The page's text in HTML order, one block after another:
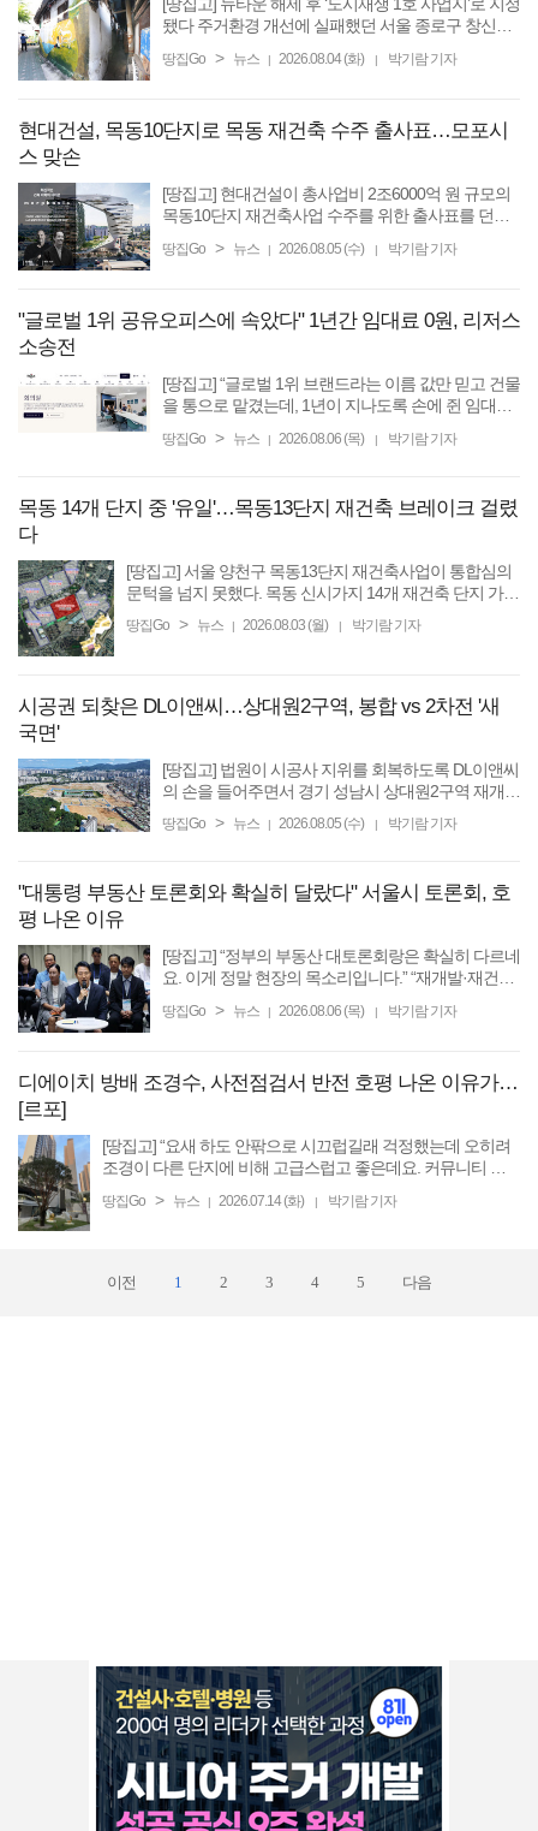
됐다 주거환경 개선에 실패했던 서울 종로구 창신
획)을 통해 10여 년 만에 겨우 재개발 사업의 물꼬를
땅집Go > 뉴스 | 2026.08.04 (화) | 박기람 기자
현대건설, 목동10단지로 목동 재건축 수주 출사표…모포시
스 맞손
[땅집고] 현대건설이 총사업비 2조6000억 원 규모의
목동10단지 재건축사업 수주를 위한 출사표를 던졌
인 건축설계사 모포시스(Morphosis), 글로벌 조경회
땅집Go > 뉴스 | 2026.08.05 (수) | 박기람 기자
"글로벌 1위 공유오피스에 속았다" 1년간 임대료 0원, 리저스
소송전
[땅집고] “글로벌 1위 브랜드라는 이름 값만 믿고 건물
을 통으로 맡겼는데, 1년이 지나도록 손에 쥔 임대료
이자만 독박을 쓰고 있습니다.” 글로벌 1위 공간 솔루
땅집Go > 뉴스 | 2026.08.06 (목) | 박기람 기자
목동 14개 단지 중 '유일'…목동13단지 재건축 브레이크 걸렸
다
[땅집고] 서울 양천구 목동13단지 재건축사업이 통합심의
문턱을 넘지 못했다. 목동 신시가지 14개 재건축 단지 가운
서울시는 지난달 30일 개최한 제15차 정비사업 ...
땅집Go > 뉴스 | 2026.08.03 (월) | 박기람 기자
시공권 되찾은 DL이앤씨…상대원2구역, 봉합 vs 2차전 '새
국면'
[땅집고] 법원이 시공사 지위를 회복하도록 DL이앤씨
의 손을 들어주면서 경기 성남시 상대원2구역 재개발
공방 끝에 DL이앤씨와 조합이 공식 대화 테이블에 앉
땅집Go > 뉴스 | 2026.08.05 (수) | 박기람 기자
"대통령 부동산 토론회와 확실히 달랐다" 서울시 토론회, 호
평 나온 이유
[땅집고] “정부의 부동산 대토론회랑은 확실히 다르네
요. 이게 정말 현장의 목소리입니다.” “재개발·재건축
을 막아주십시오.” 서울시는 6일 오전 서울시청 ...
땅집Go > 뉴스 | 2026.08.06 (목) | 박기람 기자
디에이치 방배 조경수, 사전점검서 반전 호평 나온 이유가…
[르포]
[땅집고] “요새 하도 안팎으로 시끄럽길래 걱정했는데 오히려
조경이 다른 단지에 비해 고급스럽고 좋은데요. 커뮤니티 시
검 방문객) 서울시 서초구 방배동 ...
땅집Go > 뉴스 | 2026.07.14 (화) | 박기람 기자
이전 1 2 3 4 5 다음